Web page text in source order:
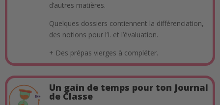
d’autres matières.
Quelques dossiers contiennent la différenciation,
des notions pour l’I. et l’évaluation.
+ Des prépas vierges à compléter.
Un gain de temps pour ton Journal
de Classe